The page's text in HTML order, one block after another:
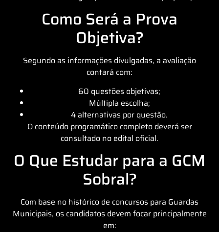
Como Será a Prova
Objetiva?
Segundo as informações divulgadas, a avaliação
contará com:
60 questões objetivas;
Múltipla escolha;
4 alternativas por questão.
O conteúdo programático completo deverá ser
consultado no edital oficial.
O Que Estudar para a GCM
Sobral?
Com base no histórico de concursos para Guardas
Municipais, os candidatos devem focar principalmente
em: